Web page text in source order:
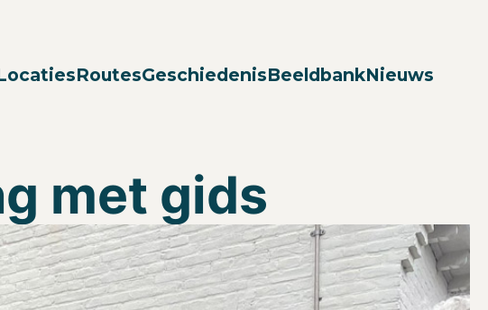
RoutesGeschiedenisBeeldbankNieuws
met gids